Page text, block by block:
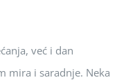
već i dan
mira i saradnje. Neka